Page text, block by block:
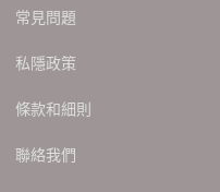
常見問題
私隱政策
條款和細則
聯絡我們